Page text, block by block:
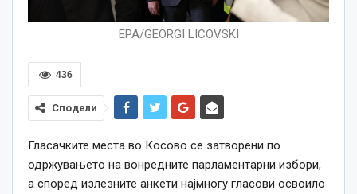
EPA/GEORGI LICOVSKI
436
Сподели
Гласачките места во Косово се затворени по
одржувањето на вонредните парламентарни избори,
а според излезните анкети најмногу гласови освоило